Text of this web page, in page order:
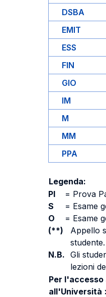
DSBA
EMIT
ESS
FIN
GIO
IM
M
MM
PPA
Legenda:
PI
= Prova
S
= Esame
O
= Esame
(**)
Appello
studente.
N.B. Gli
lezioni
Per l'accesso
all'Università